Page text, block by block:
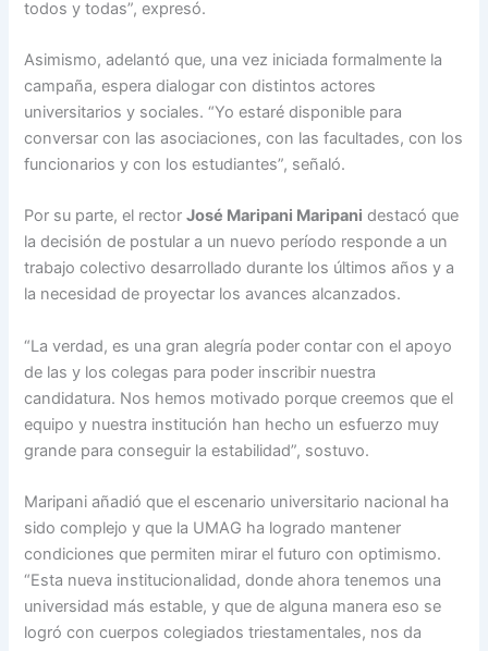
todos y todas”, expresó.
Asimismo, adelantó que, una vez iniciada formalmente la
campaña, espera dialogar con distintos actores
universitarios y sociales. “Yo estaré disponible para
conversar con las asociaciones, con las facultades, con los
funcionarios y con los estudiantes”, señaló.
Por su parte, el rectorJosé Maripani Maripani destacó que
la decisión de postular a un nuevo período responde a un
trabajo colectivo desarrollado durante los últimos años y a
la necesidad de proyectar los avances alcanzados.
“La verdad, es una gran alegría poder contar con el apoyo
de las y los colegas para poder inscribir nuestra
candidatura. Nos hemos motivado porque creemos que el
equipo y nuestra institución han hecho un esfuerzo muy
grande para conseguir la estabilidad”, sostuvo.
Maripani añadió que el escenario universitario nacional ha
sido complejo y que la UMAG ha logrado mantener
condiciones que permiten mirar el futuro con optimismo.
“Esta nueva institucionalidad, donde ahora tenemos una
universidad más estable, y que de alguna manera eso se
logró con cuerpos colegiados triestamentales, nos da